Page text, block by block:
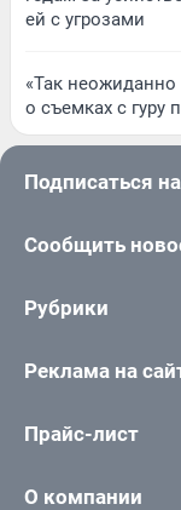
ей с угрозами
«Так
о съемках с гуру
Подписаться
Сообщить
Рубрики
Реклама на
Прайс-лист
О компании